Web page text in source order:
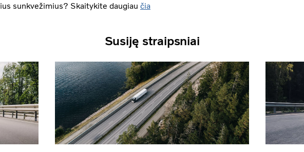
sunkvežimius? Skaitykite daugiau čia
Susiję straipsniai